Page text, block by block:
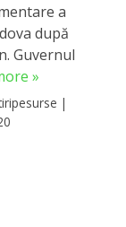
a
după
Guvernul
»
|